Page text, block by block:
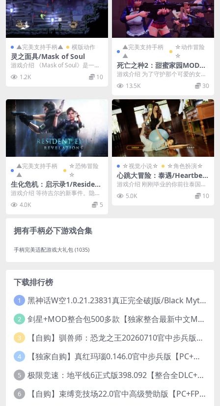
▲完美支持手柄▲ 横版动作
灵之面具/Mask of Soul
游戏介绍 《Mask of Soul》是一款
2D类银河战士恶魔城动作冒险游
戏。玩...
1.2K 10
▲完美支持手柄
▲
☆动作冒险
☆
死亡之种2：甜蜜家园MOD绅
士整合版/甜蜜之家/Seed of t
游戏介绍 为了守护那个可爱的女孩
子，把可恨的怪物杀掉！在化为地
狱的这个世界上，建...
13.5K 30
▲完美支持手柄
▲
☆恐怖冒险
☆
生化危机：启示录1/Resident
Evil Revelations
游戏介绍 等待吉尔的新事件。隐藏
在启示录中的故事：是克里斯的失
踪是事件的开端。收...
4.0K 5
☆视觉小说☆ ☆角色扮演☆
心跳大冒险：泰遇/Heartbeat
in Thailand
游戏介绍 刚刚毕业的你前往泰国唐
人街投奔表舅，却意外与他失联。
本来只想找一份安稳...
5.0K 10
拥有手柄必下游戏合集
手柄完美适配游戏大礼包 (1035)
下载排行榜
1 黑神话W空1.0.21.23831真正完全破J版/Black Myth Wukong Ver1.0.21.23831
2 剑星+MOD整合包500多款【独家整合最新中文MOD管理器+可直连N网下载2000+MOD+集成CNS一键换肤】/Stellar Blade MOD Ver2026.5.18
3 【自购】驯兽师：恐龙之王20260710官中步兵版+全DLC【PC+安卓模拟器+3D大型生存SLG/动作冒险】/Tamer: King of Dinosaurs【19.6G】
4 【独家自购】真红玛瑙0.146.0官中步兵版【PC+安卓模拟器+ACT神作+存档+作弊】/纯净的红玛瑙/Pure Onyx【3.14G】
5 极限竞速：地平线6正式版398.092【整合全DLC+614辆车存档】/Forza Horizon 6
6 【自购】束缚竞技场22.0官中高级赞助版【PC+FPS枪战射击/ACT动作/捏人/团队】/Bondage Arena Premium【43.7G】